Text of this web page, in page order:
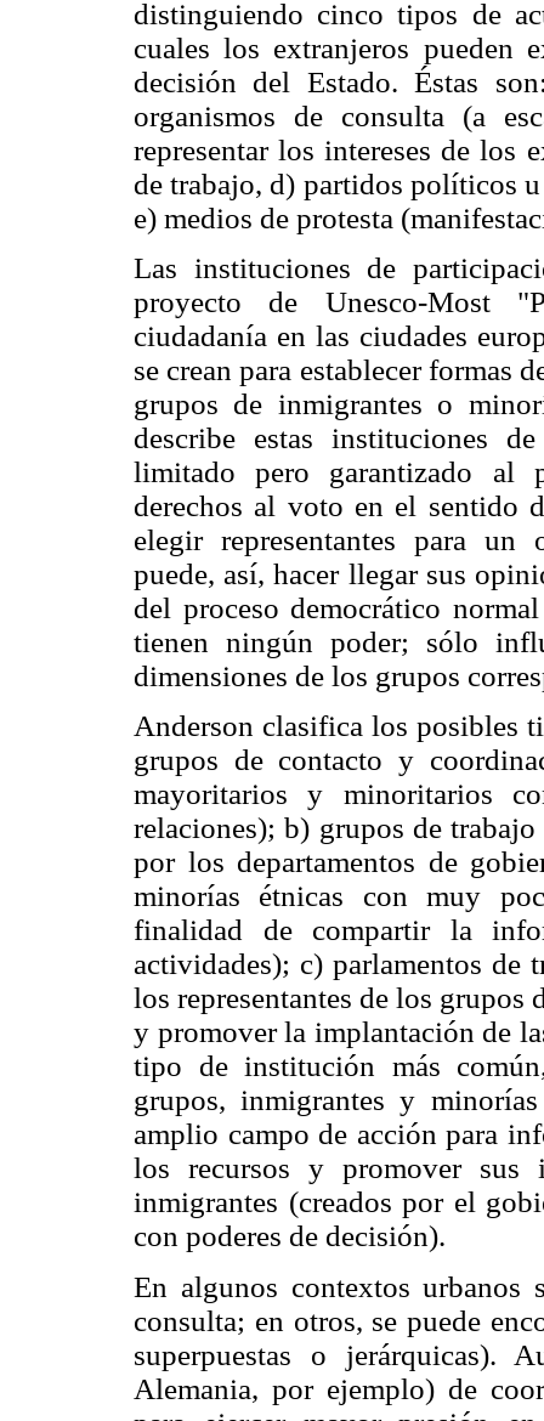
distinguiendo cinco tipos de
cuales los extranjeros pueden
decisión del Estado. Éstas
organismos de consulta (a
representar los intereses de los
de trabajo, d) partidos políticos
e) medios de protesta
Las instituciones de
proyecto de Unesco-Most
ciudadanía en las ciudades
se crean para establecer formas
grupos de inmigrantes o
describe estas instituciones
limitado pero garantizado al
derechos al voto en el sentido
elegir representantes para un
puede, así, hacer llegar sus
del proceso democrático
tienen ningún poder; sólo
dimensiones de los grupos
Anderson clasifica los posibles
grupos de contacto y
mayoritarios y minoritarios
relaciones); b) grupos de
por los departamentos de
minorías étnicas con muy
finalidad de compartir la
actividades); c) parlamentos de
los representantes de los grupos
y promover la implantación de
tipo de institución más
grupos, inmigrantes y
amplio campo de acción para
los recursos y promover sus
inmigrantes (creados por el
con poderes de decisión).
En algunos contextos urbanos
consulta; en otros, se puede
superpuestas o jerárquicas).
Alemania, por ejemplo) de